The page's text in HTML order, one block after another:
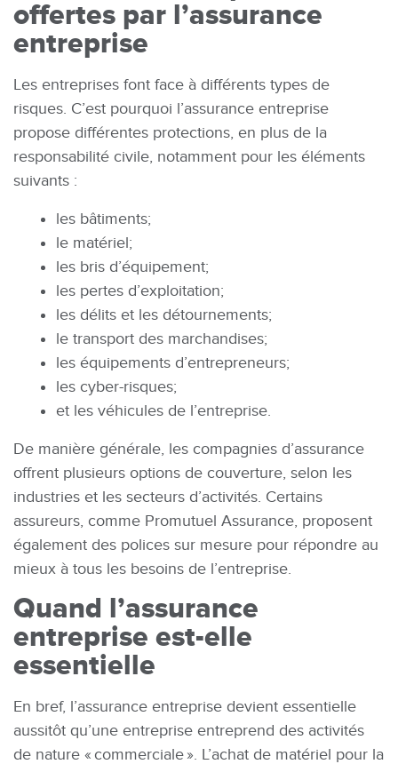
offertes par l’assurance
entreprise
Les entreprises font face à différents types de
risques. C’est pourquoi l’assurance entreprise
propose différentes protections, en plus de la
responsabilité civile, notamment pour les éléments
suivants :
les bâtiments;
le matériel;
les bris d’équipement;
les pertes d’exploitation;
les délits et les détournements;
le transport des marchandises;
les équipements d’entrepreneurs;
les cyber-risques;
et les véhicules de l’entreprise.
De manière générale, les compagnies d’assurance
offrent plusieurs options de couverture, selon les
industries et les secteurs d’activités. Certains
assureurs, comme Promutuel Assurance, proposent
également des polices sur mesure pour répondre au
mieux à tous les besoins de l’entreprise.
Quand l’assurance
entreprise est-elle
essentielle
En bref, l’assurance entreprise devient essentielle
aussitôt qu’une entreprise entreprend des activités
de nature « commerciale ». L’achat de matériel pour la